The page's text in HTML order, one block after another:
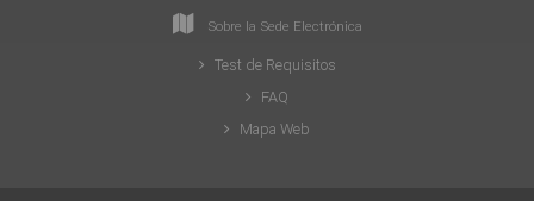
Sobre la Sede Electrónica
Test de Requisitos
FAQ
Mapa Web